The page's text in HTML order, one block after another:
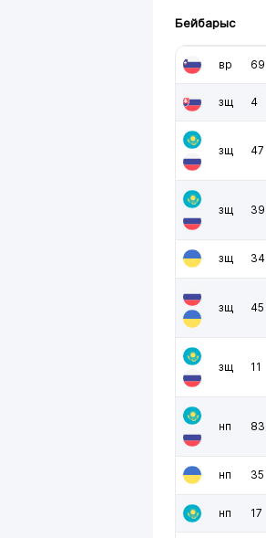
Бейбарыс
вр 69
зщ 4
зщ 47
зщ 39
зщ 34
зщ 45
зщ 11
нп 83
нп 35
нп 17